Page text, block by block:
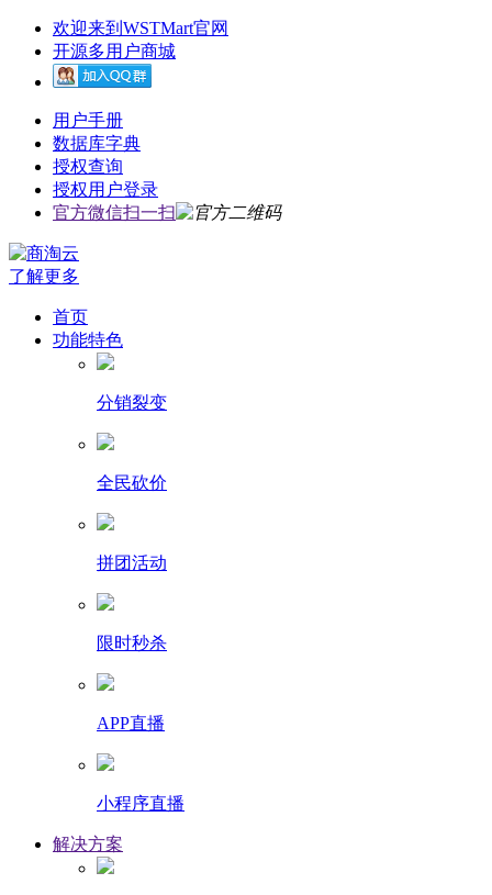
欢迎来到WSTMart官网
开源多用户商城
用户手册
数据库字典
授权查询
授权用户登录
官方微信扫一扫
了解更多
首页
功能特色
分销裂变
全民砍价
拼团活动
限时秒杀
APP直播
小程序直播
解决方案